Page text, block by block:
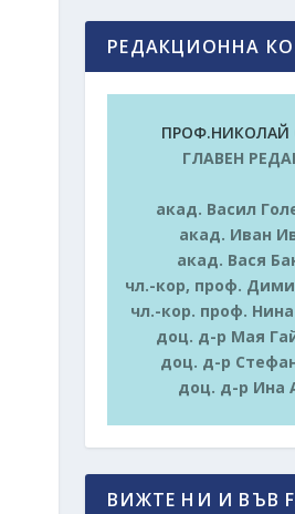
РЕДАКЦИОННА
ПРОФ.НИКОЛАЙ
ГЛАВЕН
акад. Васил
акад. Иван
акад. Вася
чл.-кор, проф.
чл.-кор. проф.
доц. д-р Мая
доц. д-р
доц. д-р Ина
ВИЖТЕ НИ И ВЪВ